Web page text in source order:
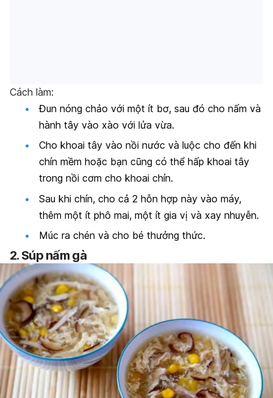
Cách làm:
Đun nóng chảo với một ít bơ, sau đó cho nấm và
hành tây vào xào với lửa vừa.
Cho khoai tây vào nồi nước và luộc cho đến khi
chín mềm hoặc bạn cũng có thể hấp khoai tây
trong nồi cơm cho khoai chín.
Sau khi chín, cho cả 2 hỗn hợp này vào máy,
thêm một ít phô mai, một ít gia vị và xay nhuyễn.
Múc ra chén và cho bé thưởng thức.
2. Súp nấm gà